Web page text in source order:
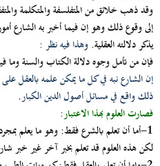
وقد ذهب خلائق من المتفلسفة والمتكلمة
إلى وقوع ذلك وهو إن فيما أخبر به الشارع
يذكر دلالته العقلية.وهذا فيه نظر:
فإن من تأمل وجوه دلالة الكتاب والسنة
إن الشارع نبه في كل ما يمكن علمه بالعقل
ذلك واقع في مسائل أصول الدين الكبار.
فصارت العلوم بهذا الاعتبار:
1-أما أن تعلم بالشرع فقط
:وهو ما يعلم
لكن هذه العلوم قد تعلم بخبر آخر غير خبر